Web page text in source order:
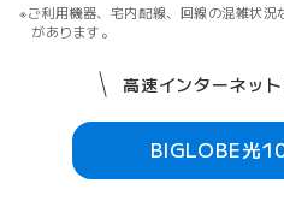
ご利用機器、宅内配線、回線の混雑状
があります。
高速インターネッ
BIGLOBE光